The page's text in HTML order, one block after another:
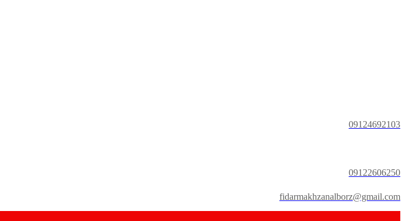
09124692103
09122606250
fidarmakhzanalborz@gmail.com